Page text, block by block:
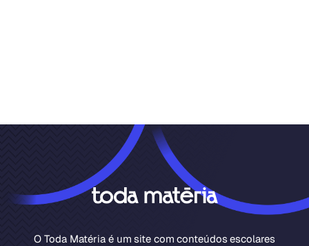
O Toda Matéria é um site com conteúdos escolares